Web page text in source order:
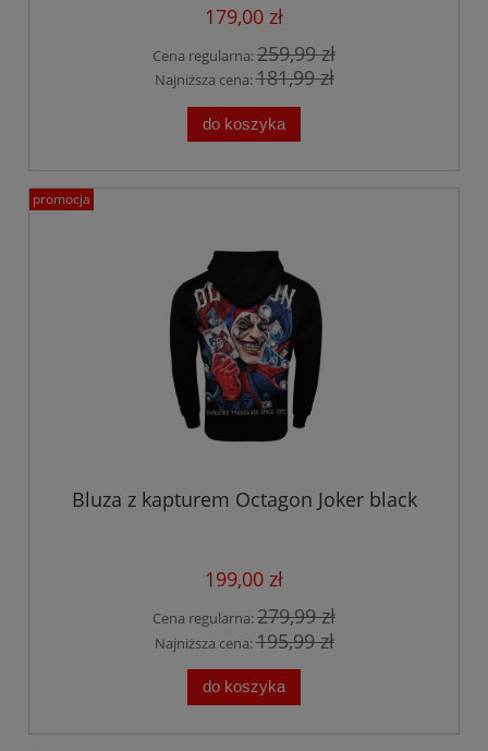
179,00 zł
Cena regularna:259,99 zł
Najniższa cena:181,99 zł
do koszyka
Bluza z kapturem Octagon Joker black
199,00 zł
Cena regularna:279,99 zł
Najniższa cena:195,99 zł
do koszyka
promocja